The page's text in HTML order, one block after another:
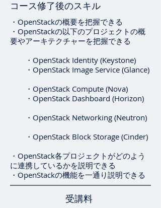
コース修了後のスキル
・OpenStackの概要を把握できる
・OpenStackの以下のプロジェクトの概
要やアーキテクチャーを把握できる
・OpenStack Identity (Keystone)
・OpenStack Image Service (Glance)
・OpenStack Compute (Nova)
・OpenStack Dashboard (Horizon)
・OpenStack Networking (Neutron)
・OpenStack Block Storage (Cinder)
・OpenStack各プロジェクトがどのよう
に連携しているかを説明できる
・OpenStackの機能を一通り説明できる
受講料